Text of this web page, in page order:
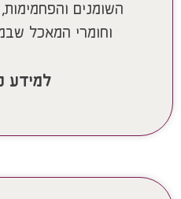
השומנים
וחומרי המאכל
למידע